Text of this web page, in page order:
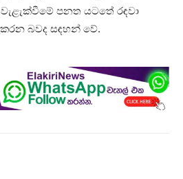
පනත යටතේ රඳවා
බවද සඳහන් වේ.